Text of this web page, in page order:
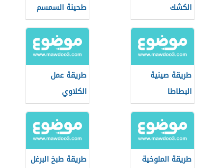
الكشك
طحينة السمسم
طريقة صينية
البطاطا
طريقة عمل
الكلاوي
طريقة الملوخية
طريقة طبخ البرغل